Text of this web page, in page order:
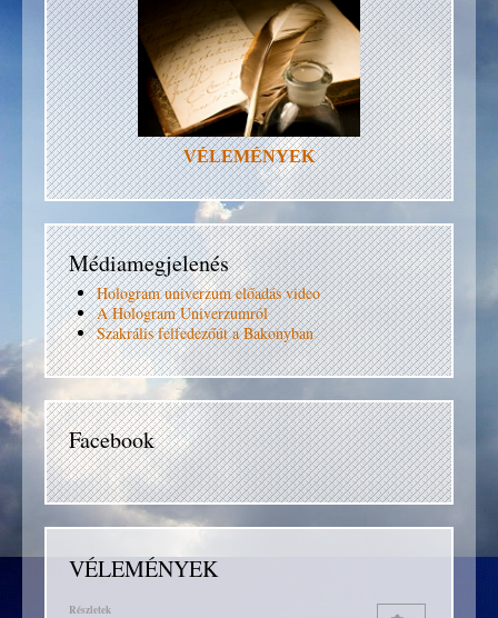
VÉLEMÉNYEK
Médiamegjelenés
Hologram univerzum előadás video
A Hologram Univerzumról
Szakrális felfedezőút a Bakonyban
Facebook
VÉLEMÉNYEK
Részletek